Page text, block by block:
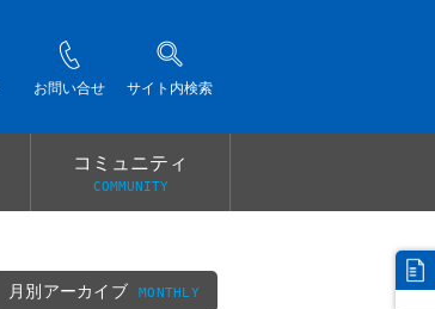
お問い合せ サイト内検索
コミュニティ
COMMUNITY
月別アーカイブ MONTHLY